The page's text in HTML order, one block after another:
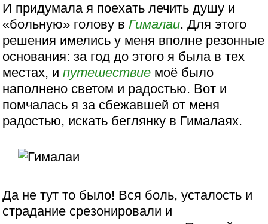
И придумала я поехать лечить душу и
«больную» голову вГималаи. Для этого
решения имелись у меня вполне резонные
основания: за год до этого я была в тех
местах, ипутешествие моё было
наполнено светом и радостью. Вот и
помчалась я за сбежавшей от меня
радостью, искать беглянку в Гималаях.
Да не тут то было! Вся боль, усталость и
страдание срезонировали и